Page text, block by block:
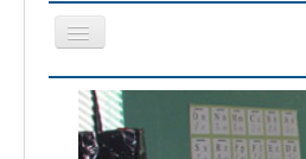
Cambiar
navegación
EBspain
CertAcleB